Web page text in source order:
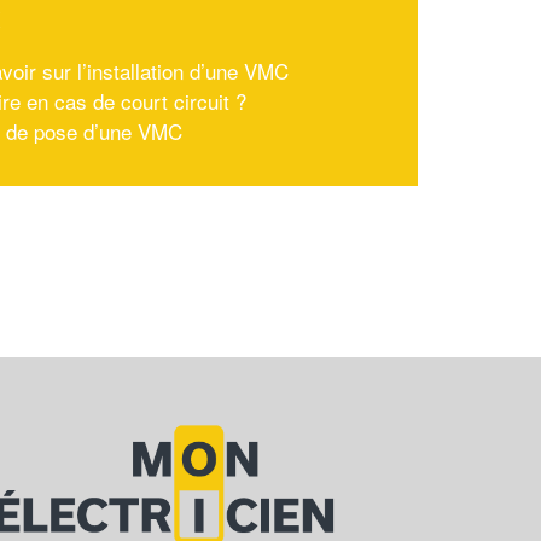
sur l’installation d’une VMC
en cas de court circuit ?
pose d’une VMC